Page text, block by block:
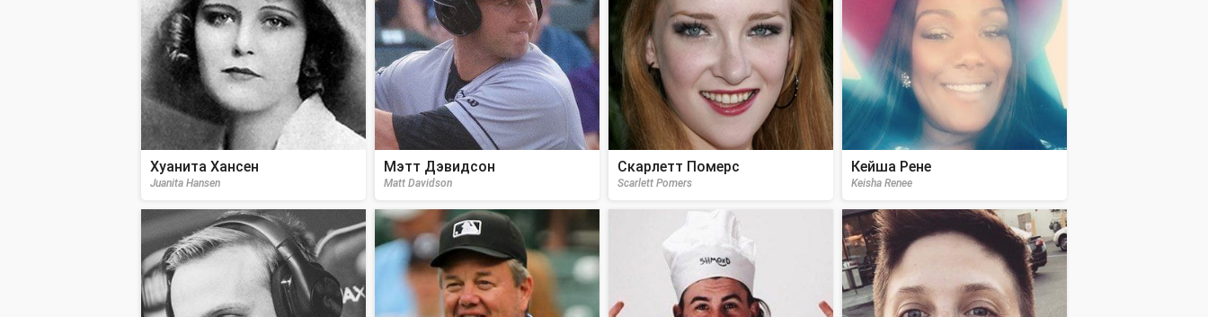
Хуанита Хансен
Juanita Hansen
Мэтт Дэвидсон
Matt Davidson
Скарлетт Померс
Scarlett Pomers
Кейша Рене
Keisha Renee